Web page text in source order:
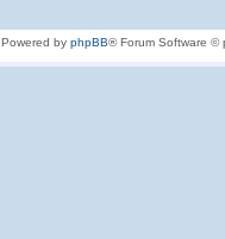
Powered by phpBB® Forum Software ©